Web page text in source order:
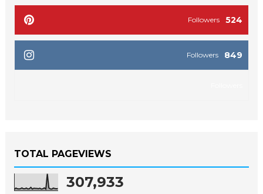
524
Followers
849
Followers
TOTAL PAGEVIEWS
307,933